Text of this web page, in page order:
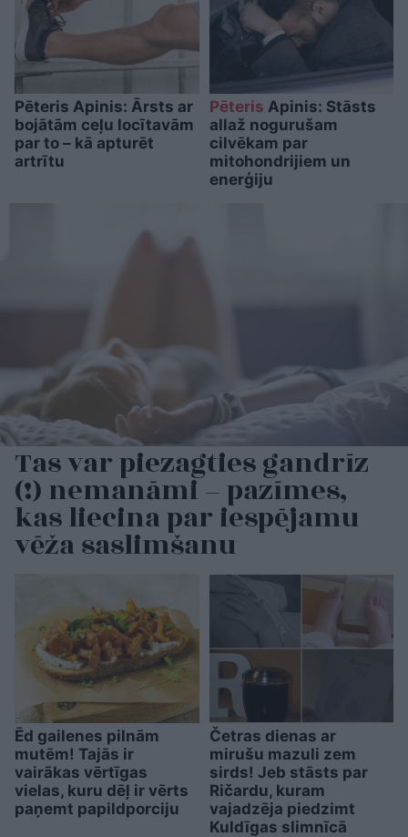
Pēteris Apinis: Ārsts ar
bojātām ceļu locītavām
par to – kā apturēt
artrītu
Pēteris Apinis: Stāsts
allaž nogurušam
cilvēkam par
mitohondrijiem un
enerģiju
Tas var piezagties gandrīz
(!) nemanāmi – pazīmes,
kas liecina par iespējamu
vēža saslimšanu
Ēd gailenes pilnām
mutēm! Tajās ir
vairākas vērtīgas
vielas, kuru dēļ ir vērts
paņemt papildporciju
Četras dienas ar
mirušu mazuli zem
sirds! Jeb stāsts par
Ričardu, kuram
vajadzēja piedzimt
Kuldīgas slimnīcā